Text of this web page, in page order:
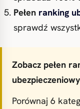
Pełen ranking
sprawdź
Zobacz pełen
Porównaj 6